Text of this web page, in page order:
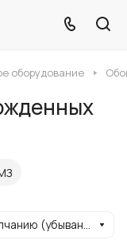
оборудование
По умолчанию (убывание)